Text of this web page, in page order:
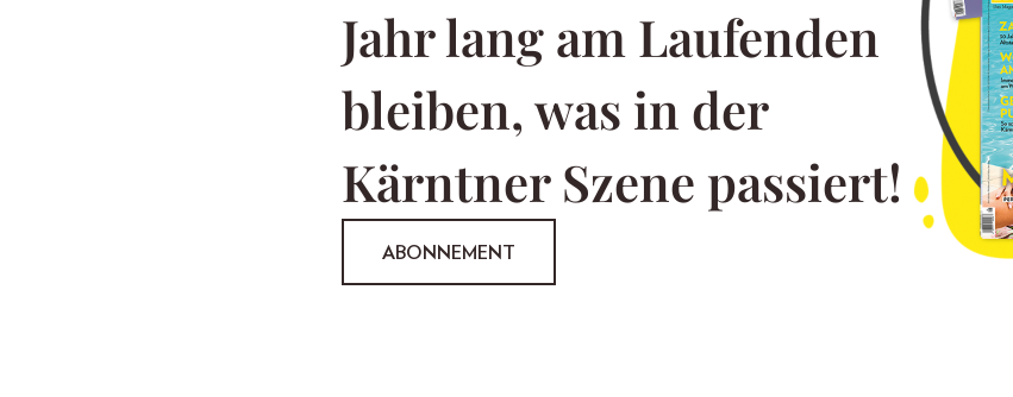
Jahr lang am Laufenden
bleiben, was in der
Kärntner Szene passiert!
ABONNEMENT